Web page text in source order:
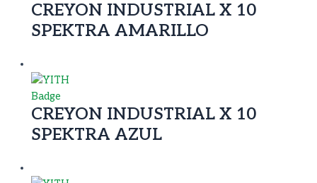
CREYON INDUSTRIAL X 10
SPEKTRA AMARILLO
CREYON INDUSTRIAL X 10
SPEKTRA AZUL